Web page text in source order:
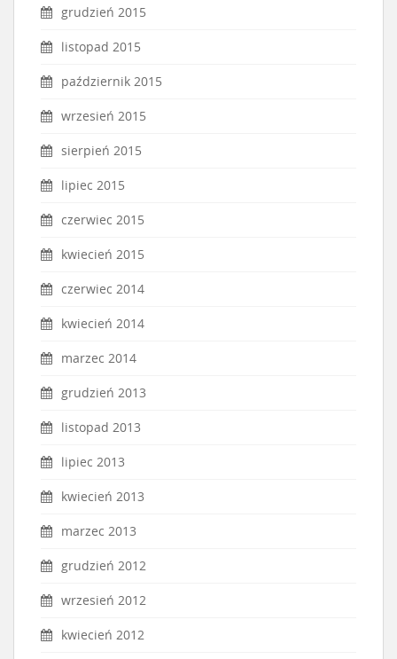
grudzień 2015
listopad 2015
październik 2015
wrzesień 2015
sierpień 2015
lipiec 2015
czerwiec 2015
kwiecień 2015
czerwiec 2014
kwiecień 2014
marzec 2014
grudzień 2013
listopad 2013
lipiec 2013
kwiecień 2013
marzec 2013
grudzień 2012
wrzesień 2012
kwiecień 2012